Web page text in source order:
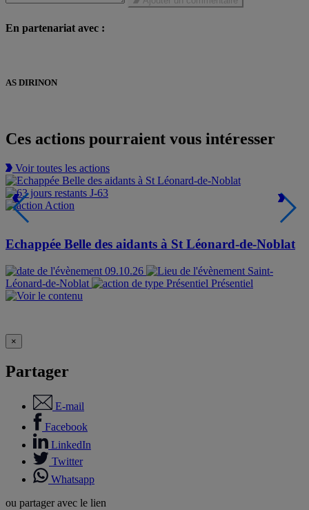
En partenariat avec :
AS DIRINON
Ces actions pourraient vous intéresser
Voir toutes les actions
J-63
Action
Echappée Belle des aidants à St Léonard-de-Noblat
09.10.26
Saint-
Léonard-de-Noblat
Présentiel
×
Partager
E-mail
Facebook
LinkedIn
Twitter
Whatsapp
ou partager avec le lien